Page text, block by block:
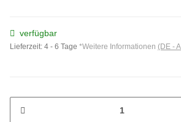
verfügbar
Lieferzeit: 4 - 6 Tage *Weitere Informationen (DE -